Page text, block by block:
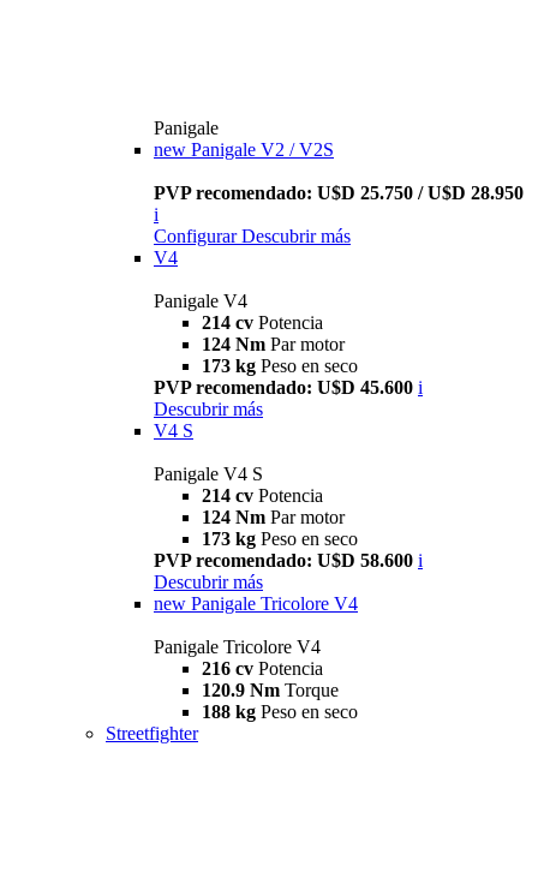
Panigale
new Panigale V2 / V2S
PVP recomendado: U$D 25.750 / U$D 28.950
i
Configurar Descubrir más
V4
Panigale V4
214 cv Potencia
124 Nm Par motor
173 kg Peso en seco
PVP recomendado: U$D 45.600 i
Descubrir más
V4 S
Panigale V4 S
214 cv Potencia
124 Nm Par motor
173 kg Peso en seco
PVP recomendado: U$D 58.600 i
Descubrir más
new Panigale Tricolore V4
Panigale Tricolore V4
216 cv Potencia
120.9 Nm Torque
188 kg Peso en seco
Streetfighter